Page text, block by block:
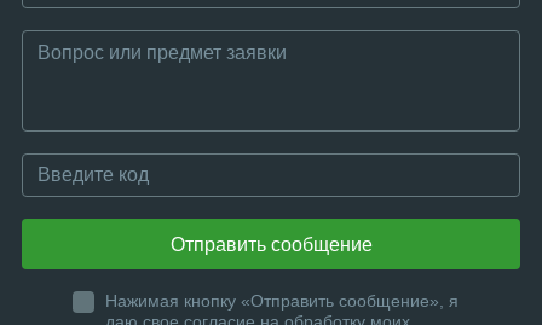
Отправить сообщение
Нажимая кнопку «Отправить сообщение», я